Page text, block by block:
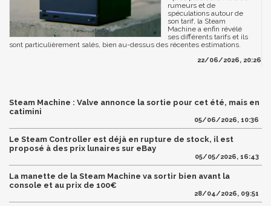
rumeurs et de
spéculations autour de
son tarif, la Steam
Machine a enfin révélé
ses différents tarifs et ils
sont particulièrement salés, bien au-dessus des récentes estimations.
22/06/2026, 20:26
Steam Machine : Valve annonce la sortie pour cet été, mais en
catimini
05/06/2026, 10:36
Le Steam Controller est déjà en rupture de stock, il est
proposé à des prix lunaires sur eBay
05/05/2026, 16:43
La manette de la Steam Machine va sortir bien avant la
console et au prix de 100€
28/04/2026, 09:51